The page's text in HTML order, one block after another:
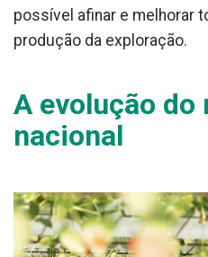
possível afinar e melhorar
produção da exploração.
A evolução do
nacional